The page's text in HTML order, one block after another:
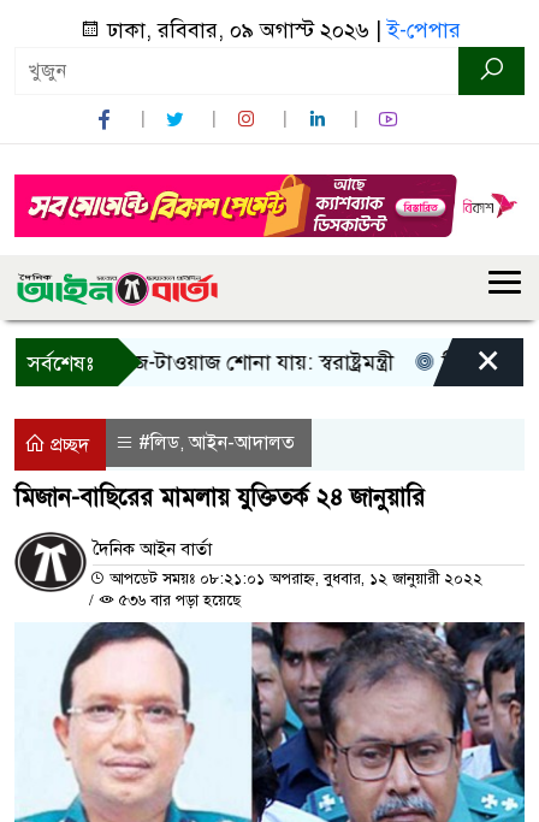
ঢাকা, রবিবার, ০৯ অগাস্ট ২০২৬ |ই-পেপার
সর্বশেষঃ
শুধু আওয়াজ-টাওয়াজ শোনা যায়: স্বরাষ্ট্রমন্ত্রী তিন দিনের
×
প্রচ্ছদ #লিড,আইন-আদালত
মিজান-বাছিরের মামলায় যুক্তিতর্ক ২৪ জানুয়ারি
দৈনিক আইন বার্তা
আপডেট সময়ঃ ০৮:২১:০১ অপরাহ্ন, বুধবার, ১২ জানুয়ারী ২০২২
/
৫৩৬ বার পড়া হয়েছে